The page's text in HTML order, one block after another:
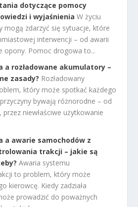
dotyczące pomocy
i wyjaśnienia W życiu
mogą zdarzyć się sytuacje, które
interwencji – od awarii
opony. Pomoc drogowa to...
a rozładowane akumulatory –
zasady? Rozładowany
który może spotkać każdego
bywają różnorodne – od
przez niewłaściwe użytkowanie
a awarie samochodów z
trakcji – jakie są
Awaria systemu
to problem, który może
kierowcę. Kiedy zadziała
prowadzić do poważnych